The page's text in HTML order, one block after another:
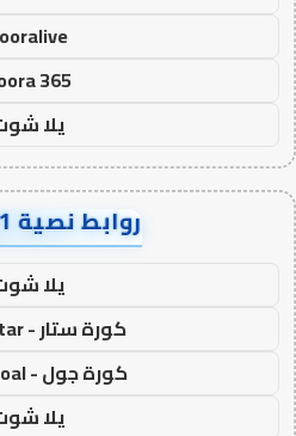
365
يلا
روابط نصية AA90141
يلا
كورة ستار - koora-star
كورة جول - koora-goal
يلا